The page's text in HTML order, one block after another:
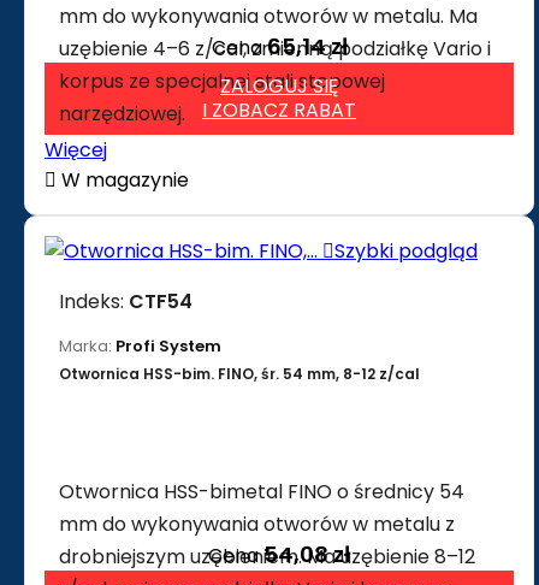
mm do wykonywania otworów w metalu. Ma
uzębienie 4–6 z/cal, zmienną podziałkę Vario i
korpus ze specjalnej stali stopowej
narzędziowej.
Cena65,14 zł
ZALOGUJ SIĘ
I ZOBACZ RABAT
Więcej
 W magazynie
Szybki podgląd
Indeks: CTF54
Marka: Profi System
Otwornica HSS-bim. FINO, śr. 54 mm, 8-12 z/cal
Otwornica HSS-bimetal FINO o średnicy 54
mm do wykonywania otworów w metalu z
drobniejszym uzębieniem. Ma uzębienie 8–12
Cena54,08 zł